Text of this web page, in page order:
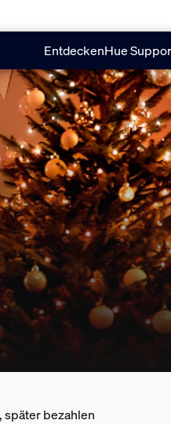
EntdeckenHue
später bezahlen